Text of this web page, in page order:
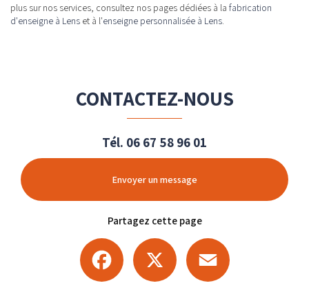
plus sur nos services, consultez nos pages dédiées à la fabrication
d'enseigne à Lens et à l'enseigne personnalisée à Lens
CONTACTEZ-NOUS
Tél. 06 67 58 96 01
Envoyer un message
Partagez cette page
Facebook